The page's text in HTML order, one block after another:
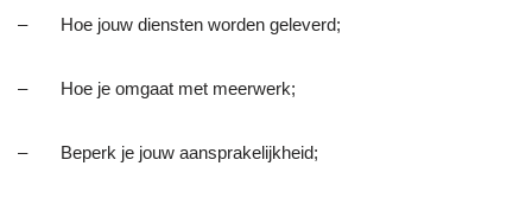
– Hoe jouw diensten worden geleverd;
– Hoe je omgaat met meerwerk;
– Beperk je jouw aansprakelijkheid;